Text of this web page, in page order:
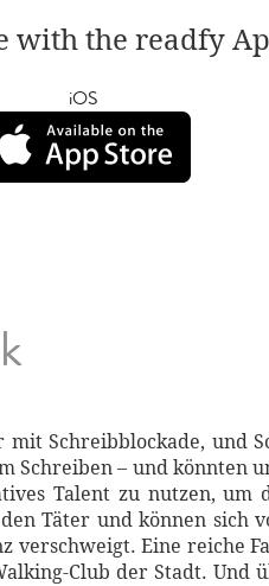
with the readfy
iOS
Schreibblockade, und
Schreiben – und könnten
Talent zu nutzen, um
Täter und können sich
Eine reiche
Club der Stadt. Und